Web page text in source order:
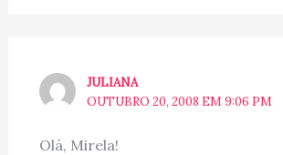
JULIANA
OUTUBRO 20, 2008 EM 9:06 PM
Olá, Mirela!